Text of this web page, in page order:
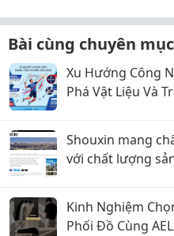
Bài cùng chuyên mục
Xu Hướng Công
Phá Vật Liệu Và
Shouxin mang
với chất lượng
Kinh Nghiệm
Phối Đồ Cùng